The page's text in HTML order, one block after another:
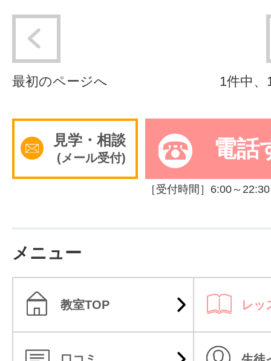
1件中、
最初のページへ
見学・相談
(メール受付) 電話
［受付時間］6:00～22:30
メニュー
教室TOP レッ